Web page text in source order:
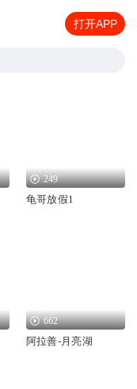
打开APP
249
龟哥放假1
662
阿拉善-月亮湖